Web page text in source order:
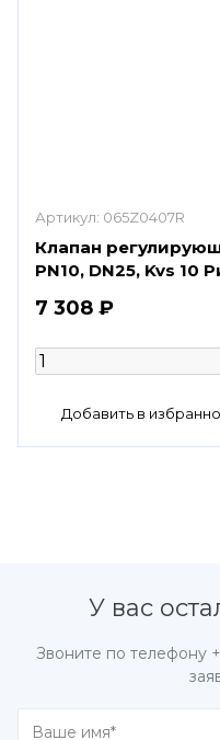
Артикул: 065Z0407R
Клапан
PN10, DN25, Kvs 10
7 308 ₽
У вас
Звоните по телефону